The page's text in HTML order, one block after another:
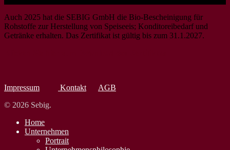
Auch 2025 hat die SEBIG GmbH die Bio-Bescheinigung für
Rohstoffe zur Herstellung von Speiseeis; Konditoreibedarf und
Getränke erhalten. Das Zertifikat ist gültig bis zum 31.1.2027.
Impressum Kontakt
AGB
© 2026 Sebig.
Home
Unternehmen
Portrait